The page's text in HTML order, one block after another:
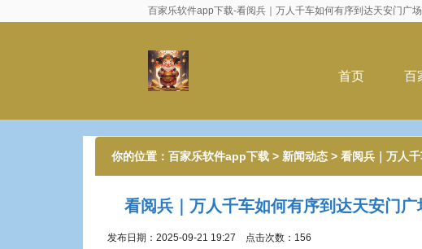
百家乐软件app下载-看阅兵｜万人千车如何有序到达天安门广
首页 百
你的位置： 百家乐软件app下载 > 新闻动态 > 看阅兵｜万人
前落客”
看阅兵｜万人千车如何有序到达天安门
发布日期：2025-09-21 19:27 点击次数：156